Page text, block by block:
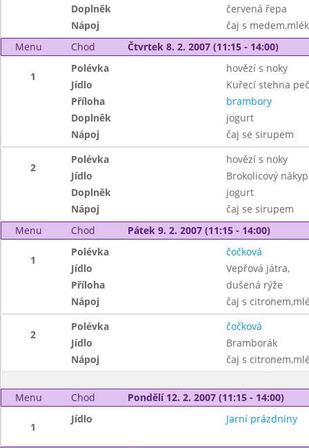
Doplněk
červená řepa
Nápoj
čaj s
Menu
Chod Čtvrtek 8. 2. 2007 (11:15 - 14:00)
1
Polévka
hovězí s noky
Jídlo
Kuřecí stehna
Příloha
brambory
Doplněk
jogurt
Nápoj
čaj se sirupem
2
Polévka
hovězí s noky
Jídlo
Brokolicový nákyp
Doplněk
jogurt
Nápoj
čaj se sirupem
Menu
Chod Pátek 9. 2. 2007 (11:15 - 14:00)
1
Polévka
čočková
Jídlo
Vepřová játra,
Příloha
dušená rýže
Nápoj
čaj s
2
Polévka
čočková
Jídlo
Bramborák
Nápoj
čaj s
Menu Chod Pondělí 12. 2. 2007 (11:15 - 14:00)
1
Jídlo Jarní prázdniny